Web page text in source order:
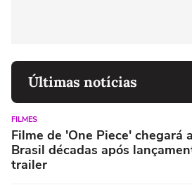
Últimas notícias
FILMES
Filme de 'One Piece' chegará
Brasil décadas após
trailer